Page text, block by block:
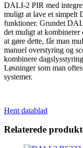
DALI-2 PIR med
muligt at lave et simpelt
funktioner. Grundet
det muligt at
at gøre dette, får man
manuel overstyring og
kombinere
Løsninger som man
systemer.
Hent datablad
Relaterede